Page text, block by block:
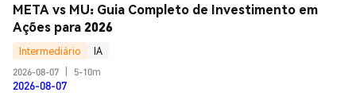
META vs MU: Guia Completo de Investimento em
Ações para 2026
Intermediário
IA
2026-08-07
5-10m
2026-08-07